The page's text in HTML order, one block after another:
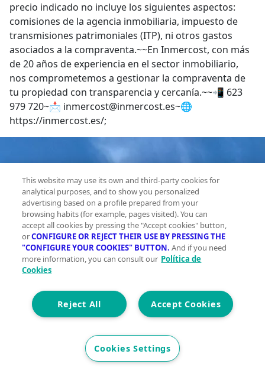
precio indicado no incluye los siguientes aspectos:
comisiones de la agencia inmobiliaria, impuesto de
transmisiones patrimoniales (ITP), ni otros gastos
asociados a la compraventa.~~En Inmercost, con más
de 20 años de experiencia en el sector inmobiliario,
nos comprometemos a gestionar la compraventa de
tu propiedad con transparencia y cercanía.~~📲 623
979 720~📩 inmercost@inmercost.es~🌐
https://inmercost.es/;
This website may use its own and third-party cookies for
analytical purposes, and to show you personalized
advertising based on a profile prepared from your
browsing habits (for example, pages visited). You can
accept all cookies by pressing the "Accept cookies" button,
orCONFIGURE OR REJECT THEIR USE BY PRESSING THE
"CONFIGURE YOUR COOKIES" BUTTON. And if you need
more information, you can consult our Política de
Cookies
Accept Cookies
Reject All
Cookies Settings